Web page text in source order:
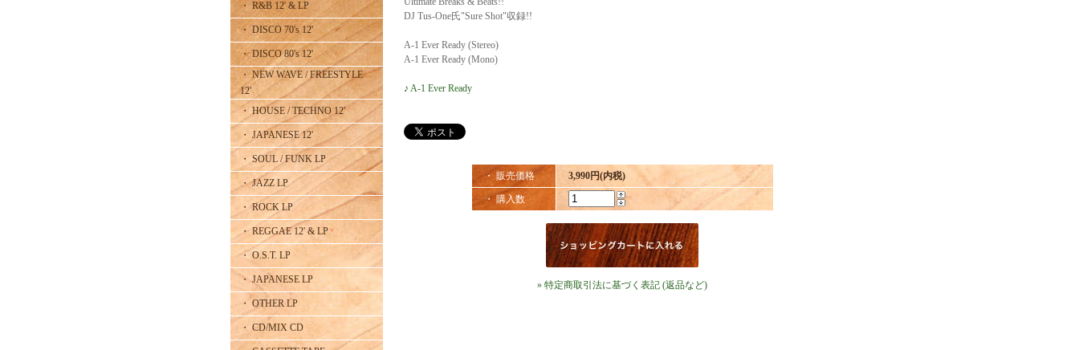
・ R&B 12' & LP
・ DISCO 70's 12'
・ DISCO 80's 12'
・ NEW WAVE / FREESTYLE
12'
・ HOUSE / TECHNO 12'
・ JAPANESE 12'
・ SOUL / FUNK LP
・ JAZZ LP
・ ROCK LP
・ REGGAE 12' & LP
・ O.S.T. LP
・ JAPANESE LP
・ OTHER LP
・ CD/MIX CD
DJ Tus-One氏"Sure Shot"収録!!
A-1 Ever Ready (Stereo)
A-1 Ever Ready (Mono)
♪ A-1 Ever Ready
・ 販売価格 3,990円(内税)
・ 購入数
» 特定商取引法に基づく表記 (返品など)